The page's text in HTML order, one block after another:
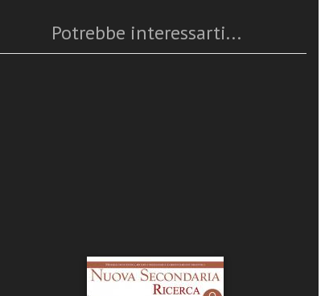
Potrebbe interessarti...